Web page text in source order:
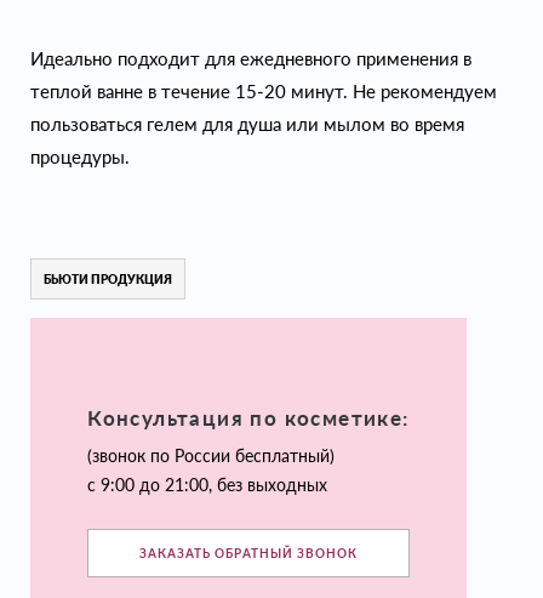
Идеально подходит для ежедневного применения в
теплой ванне в течение 15-20 минут. Не рекомендуем
пользоваться гелем для душа или мылом во время
процедуры.
БЬЮТИ ПРОДУКЦИЯ
Консультация по косметике:
(звонок по России бесплатный)
с 9:00 до 21:00, без выходных
ЗАКАЗАТЬ ОБРАТНЫЙ ЗВОНОК